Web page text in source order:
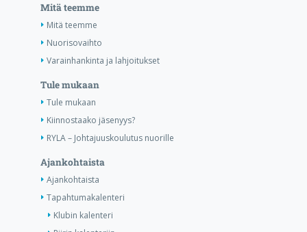
Mitä teemme
Mitä teemme
Nuorisovaihto
Varainhankinta ja lahjoitukset
Tule mukaan
Tule mukaan
Kiinnostaako jäsenyys?
RYLA – Johtajuuskoulutus nuorille
Ajankohtaista
Ajankohtaista
Tapahtumakalenteri
Klubin kalenteri